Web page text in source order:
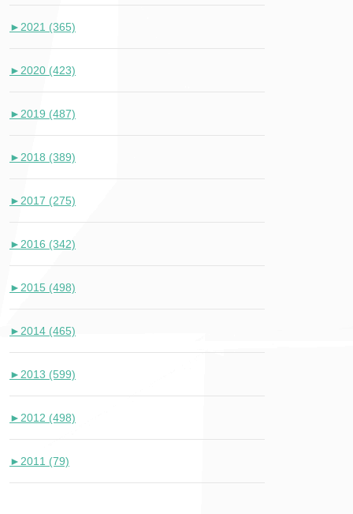
► 2021 (365)
► 2020 (423)
► 2019 (487)
► 2018 (389)
► 2017 (275)
► 2016 (342)
► 2015 (498)
► 2014 (465)
► 2013 (599)
► 2012 (498)
► 2011 (79)